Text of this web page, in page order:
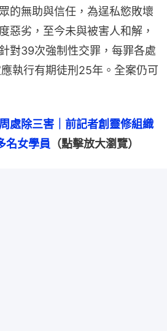
的無助與信任，為逞私慾敗壞
惡劣，至今未與被害人和解，
對39次強制性交罪，每罪各處
執行有期徒刑25年。全案仍可
處除三害｜前記者創靈修組織
名女學員 （點擊放大瀏覽）